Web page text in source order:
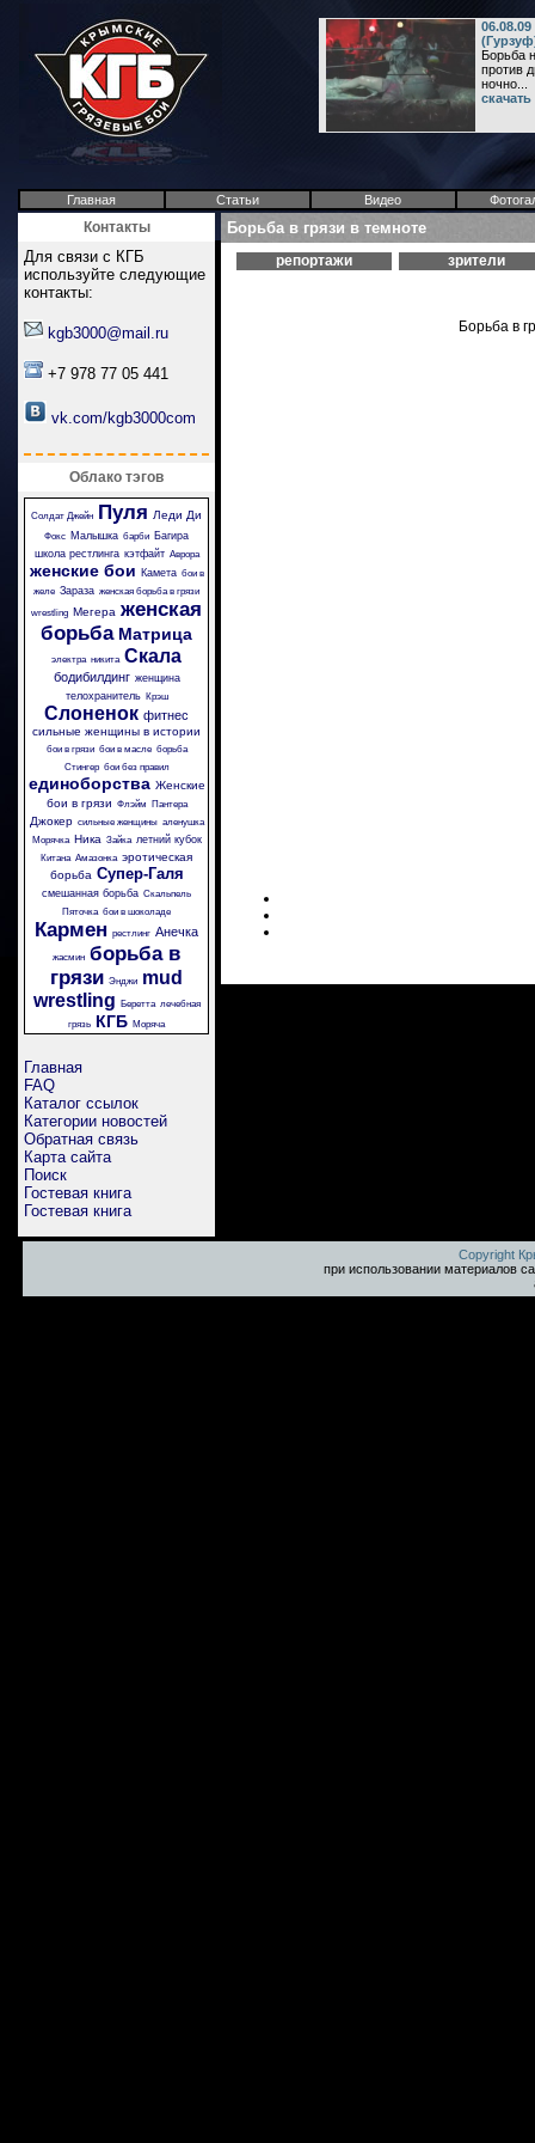
Борьба
против
ночно...
Главная Статьи Видео
Контакты
Для связи с КГБ
используйте следующие
контакты:
kgb3000@mail.ru
+7 978 77 05 441
vk.com/kgb3000com
Облако тэгов
Солдат Джейн Пуля Леди Ди
Фокс Малышка барби Багира
школа рестлинга кэтфайт Аврора
женские бои Камета бои в
желе Зараза женская борьба в грязи
wrestling Мегера женская
борьба Матрица
электра никита Скала
бодибилдинг женщина
телохранитель
Крэш
Слоненок фитнес
сильные женщины в истории
бои в грязи бои в масле борьба
Стингер бои без правил
единоборства Женские
бои в грязи Флэйм Пантера
Джокер сильные женщины аленушка
Морячка Ника Зайка летний кубок
Китана Амазонка эротическая
борьба Супер-Галя
смешанная борьба Скальпель
Пяточка бои в шоколаде
Кармен рестлинг Анечка
жасмин борьба в
грязи Энджи mud
wrestling
Беретта лечебная
грязь КГБ Моряча
Главная
FAQ
Каталог ссылок
Категории новостей
Обратная связь
Карта сайта
Поиск
Гостевая книга
Гостевая книга
Борьба в грязи в темноте
репортажи зрители
Борьба в
Copyright
при использовании материалов